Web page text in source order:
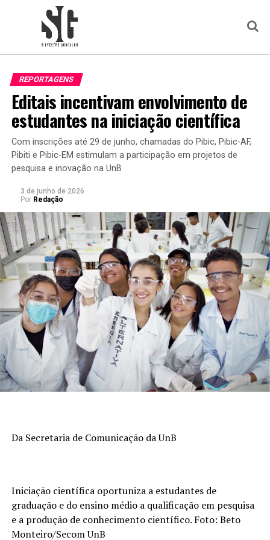
REPORTAGENS
Editais incentivam envolvimento de
estudantes na iniciação científica
Com inscrições até 29 de junho, chamadas do Pibic, Pibic-AF,
Pibiti e Pibic-EM estimulam a participação em projetos de
pesquisa e inovação na UnB
3 de junho de 2026
Por Redação
Da Secretaria de Comunicação da UnB
Iniciação científica oportuniza a estudantes de
graduação e do ensino médio a qualificação em pesquisa
e a produção de conhecimento científico. Foto: Beto
Monteiro/Secom UnB